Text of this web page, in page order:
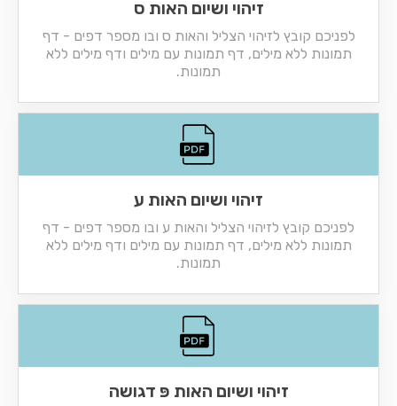
זיהוי ושיום האות ס
לפניכם קובץ לזיהוי הצליל והאות ס ובו מספר דפים - דף
תמונות ללא מילים, דף תמונות עם מילים ודף מילים ללא
תמונות.
זיהוי ושיום האות ע
לפניכם קובץ לזיהוי הצליל והאות ע ובו מספר דפים - דף
תמונות ללא מילים, דף תמונות עם מילים ודף מילים ללא
תמונות.
זיהוי ושיום האות פּ דגושה